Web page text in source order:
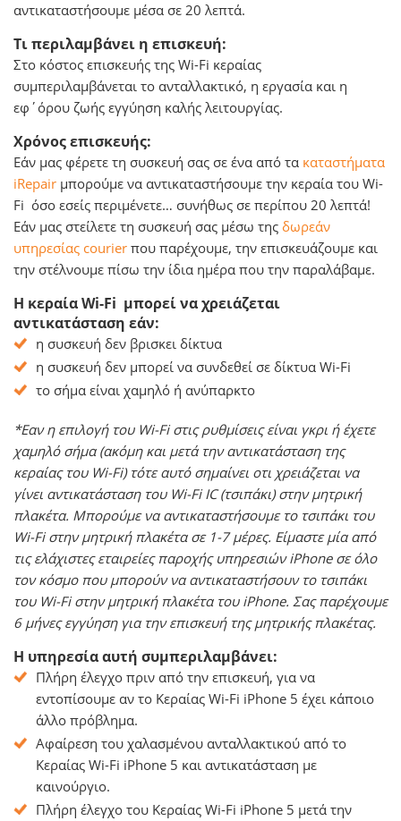
αντικαταστήσουμε μέσα σε 20 λεπτά.
Τι περιλαμβάνει η επισκευή:
Στο κόστος επισκευής της Wi-Fi κεραίας
συμπεριλαμβάνεται το ανταλλακτικό, η εργασία και η
εφ΄όρου ζωής εγγύηση καλής λειτουργίας.
Χρόνος επισκευής:
Εάν μας φέρετε τη συσκευή σας σε ένα από τα καταστήματα
iRepair μπορούμε να αντικαταστήσουμε την κεραία του Wi-
Fi όσο εσείς περιμένετε… συνήθως σε περίπου 20 λεπτά!
Εάν μας στείλετε τη συσκευή σας μέσω της δωρεάν
υπηρεσίας courier που παρέχουμε, την επισκευάζουμε και
την στέλνουμε πίσω την ίδια ημέρα που την παραλάβαμε.
Η κεραία Wi-Fi μπορεί να χρειάζεται
αντικατάσταση εάν:
η συσκευή δεν βρισκει δίκτυα
η συσκευή δεν μπορεί να συνδεθεί σε δίκτυα Wi-Fi
το σήμα είναι χαμηλό ή ανύπαρκτο
*Εαν η επιλογή του Wi-Fi στις ρυθμίσεις είναι γκρι ή έχετε
χαμηλό σήμα (ακόμη και μετά την αντικατάσταση της
κεραίας του Wi-Fi) τότε αυτό σημαίνει οτι χρειάζεται να
γίνει αντικατάσταση του Wi-Fi IC (τσιπάκι) στην μητρική
πλακέτα. Μπορούμε να αντικαταστήσουμε το τσιπάκι του
Wi-Fi στην μητρική πλακέτα σε 1-7 μέρες. Είμαστε μία από
τις ελάχιστες εταιρείες παροχής υπηρεσιών iPhone σε όλο
τον κόσμο που μπορούν να αντικαταστήσουν το τσιπάκι
του Wi-Fi στην μητρική πλακέτα του iPhone. Σας παρέχουμε
6 μήνες εγγύηση για την επισκευή της μητρικής πλακέτας.
Η υπηρεσία αυτή συμπεριλαμβάνει:
Πλήρη έλεγχο πριν από την επισκευή, για να
εντοπίσουμε αν το Κεραίας Wi-Fi iPhone 5 έχει κάποιο
άλλο πρόβλημα.
Αφαίρεση του χαλασμένου ανταλλακτικού από το
Κεραίας Wi-Fi iPhone 5 και αντικατάσταση με
καινούργιο.
Πλήρη έλεγχο του Κεραίας Wi-Fi iPhone 5 μετά την